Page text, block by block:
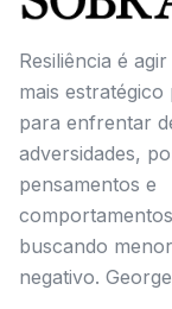
Resiliência é
mais estratégico
para enfrentar
adversidades,
pensamentos e
buscando
negativo.